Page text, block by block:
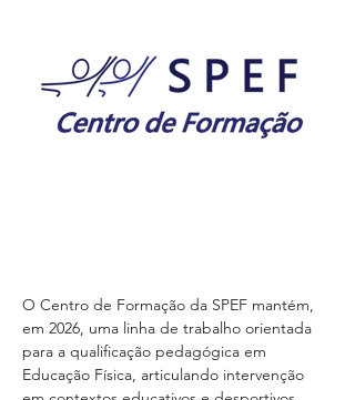
O Centro de Formação da SPEF mantém,
em 2026, uma linha de trabalho orientada
para a qualificação pedagógica em
Educação Física, articulando intervenção